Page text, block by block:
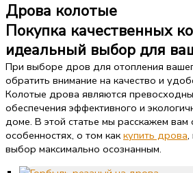
Дрова колотые
Покупка качественных
идеальный выбор для
При выборе дров для отопления
обратить внимание на качество и
Колотые дрова являются
обеспечения эффективного и
доме. В этой статье мы расскажем вам
особенностях, о том как купить дрова,
выбор максимально осознанным.